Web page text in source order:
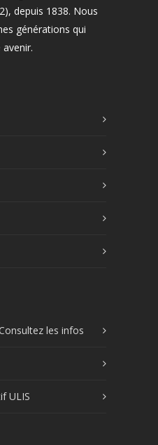
depuis 1838. Nous
générations qui
les infos
ULIS